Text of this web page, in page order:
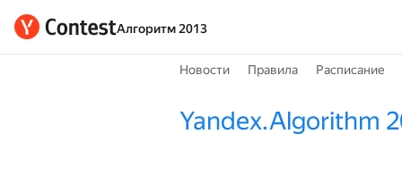
Алгоритм 2013
Новости Правила Расписание
Yandex.Algorithm